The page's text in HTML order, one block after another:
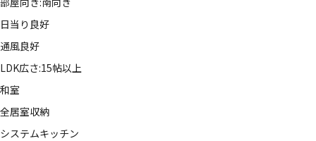
日当り良好
通風良好
LDK広さ:15帖以上
和室
全居室収納
システムキッチン